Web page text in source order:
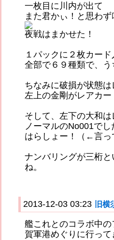
一枚目に川内が出て
また君かぃ！と思わ
夜戦はまかせた！
１パックに２枚カー
全部で６９種類で、
ちなみに破損が状態
左上の金剛がレアカ
そして、左下の大和
ノーマルのNo001でし
はらしょー！（←言っ
ナンバリングが三桁
ね。
2013-12-03 03:23 旧
艦これとのコラボ中
賀軍港めぐりに行っ